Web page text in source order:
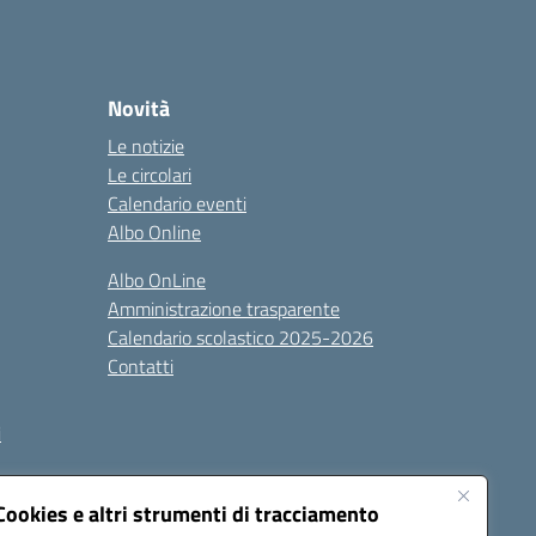
e altri strumenti di tracciamento
Novità
Le notizie
Le circolari
Calendario eventi
Albo Online
Albo OnLine
Amministrazione trasparente
Calendario scolastico 2025-2026
Contatti